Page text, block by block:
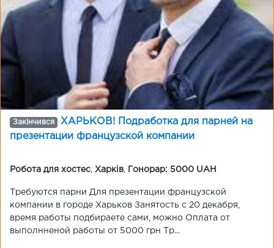
Закінчився
ХАРЬКОВ! Подработка для парней на
презентации французской компании
Робота для хостес Харків Гонорар: 5000 UAH
Требуются парни Для презентации французской
компании в городе Харьков Занятость с 20 декабря,
время работы подбираете сами, можно Оплата от
выполнненой работы от 5000 грн Тр...